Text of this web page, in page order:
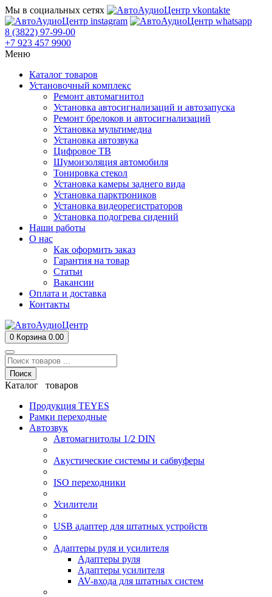
Мы в социальных сетях
8 (3822) 97-99-00
+7 923 457 9900
Меню
Каталог товаров
Установочный комплекс
Ремонт автомагнитол
Установка автосигнализаций и автозапуска
Ремонт брелоков и автосигнализаций
Установка мультимедиа
Установка автозвука
Цифровое ТВ
Шумоизоляция автомобиля
Тонировка стекол
Установка камеры заднего вида
Установка парктроников
Установка видеорегистраторов
Установка подогрева сидений
Наши работы
О нас
Как оформить заказ
Гарантия на товар
Статьи
Вакансии
Оплата и доставка
Контакты
0 Корзина 0.00
Поиск
Каталог товаров
Продукция TEYES
Рамки переходные
Автозвук
Автомагнитолы 1/2 DIN
Акустические системы и сабвуферы
ISO переходники
Усилители
USB адаптер для штатных устройств
Адаптеры руля и усилителя
Адаптеры руля
Адаптеры усилителя
AV-входа для штатных систем